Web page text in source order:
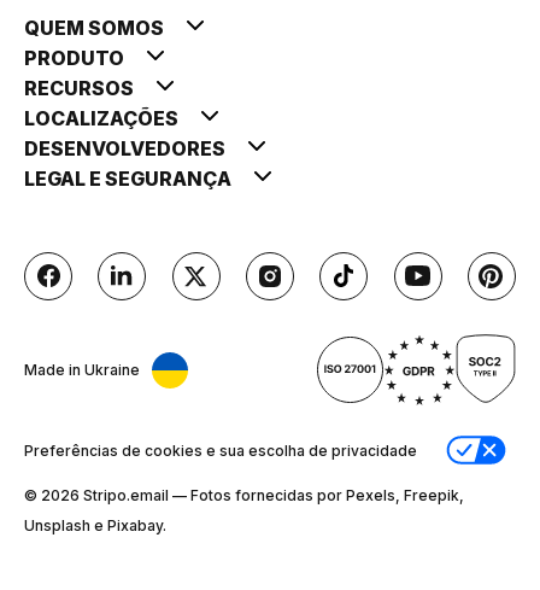
QUEM SOMOS
PRODUTO
RECURSOS
LOCALIZAÇÕES
DESENVOLVEDORES
LEGAL E SEGURANÇA
Made in Ukraine
Preferências de cookies e sua escolha de privacidade
© 2026 Stripо.email — Fotos fornecidas por Pexels, Freepik,
Unsplash e Pixabay.